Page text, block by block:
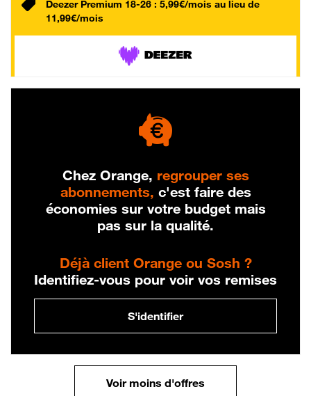
Deezer Premium 18-26 : 5,99€/mois au lieu de
11,99€/mois
Chez Orange, regrouper ses
abonnements, c'est faire des
économies sur votre budget mais
pas sur la qualité.
Déjà client Orange ou Sosh ?
Identifiez-vous pour voir vos remises
S'identifier
Voir moins d'offres